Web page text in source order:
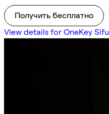
Получить бесплатно
View details for OneKey Sifu